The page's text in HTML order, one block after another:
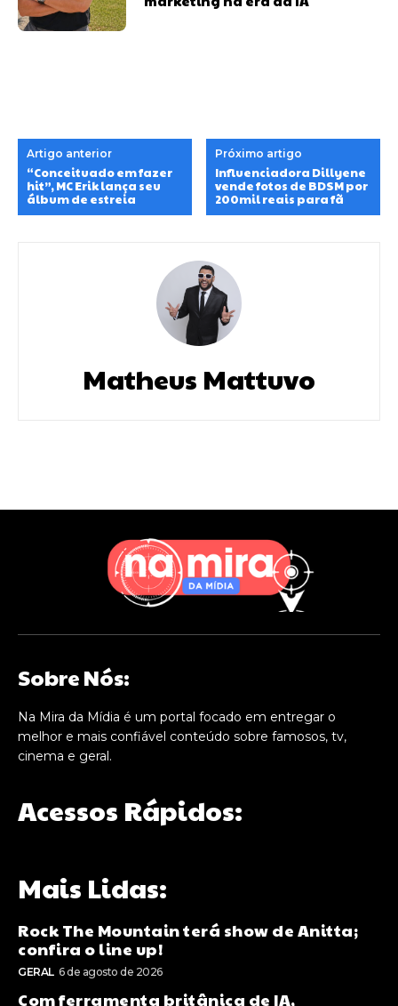
Artigo anterior
“Conceituado em fazer
hit”, MC Erik lança seu
álbum de estreia
Próximo artigo
Influenciadora Dillyene
vende fotos de BDSM por
200mil reais para fã
Matheus Mattuvo
Sobre Nós:
Na Mira da Mídia é um portal focado em entregar o
melhor e mais confiável conteúdo sobre famosos, tv,
cinema e geral.
Acessos Rápidos:
Mais Lidas:
Rock The Mountain terá show de Anitta;
confira o line up!
GERAL 6 de agosto de 2026
Com ferramenta britânica de IA,